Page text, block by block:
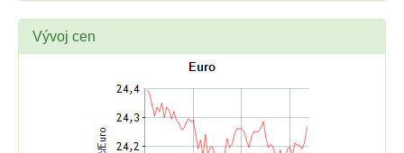
Vývoj cen